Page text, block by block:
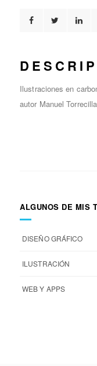
Ilustraciones en
autor Manuel Torrecilla
ALGUNOS DE MIS
DISEÑO GRÁFICO
ILUSTRACIÓN
WEB Y APPS